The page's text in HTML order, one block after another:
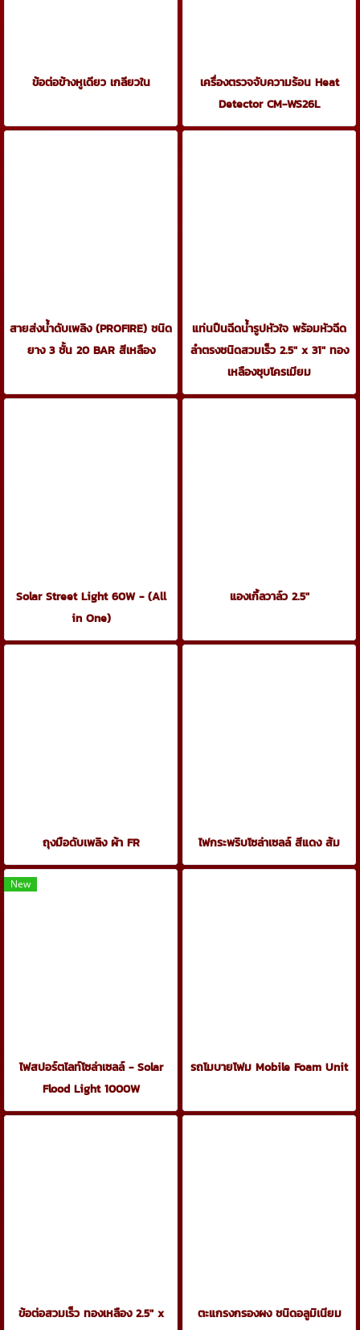
ข้อต่อข้างหูเดียว เกลียวใน
เครื่องตรวจจับความร้อน Heat
Detector CM-WS26L
สายส่งน้ำดับเพลิง (PROFIRE) ชนิด
ยาง 3 ชั้น 20 BAR สีเหลือง
แท่นปืนฉีดน้ำรูปหัวใจ พร้อมหัวฉีด
ลำตรงชนิดสวมเร็ว 2.5" x 31" ทอง
เหลืองชุบโครเมียม
Solar Street Light 60W - (All
in One)
แองเกิ้ลวาล์ว 2.5"
ถุงมือดับเพลิง ผ้า FR ไฟกระพริบโซล่าเซลล์ สีแดง ส้ม
New
ไฟสปอร์ตไลท์โซล่าเซลล์ - Solar
Flood Light 1000W
รถโมบายโฟม Mobile Foam Unit
ข้อต่อสวมเร็ว ทองเหลือง 2.5" x
ตะแกรงกรองผง ชนิดอลูมิเนียม